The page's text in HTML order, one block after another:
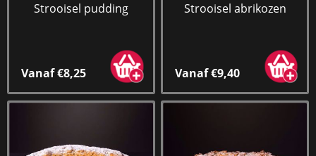
Strooisel pudding
Vanaf €8,25
Strooisel abrikozen
Vanaf €9,40